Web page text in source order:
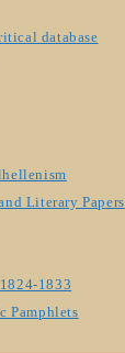
database
Literary Papers
1833
Pamphlets